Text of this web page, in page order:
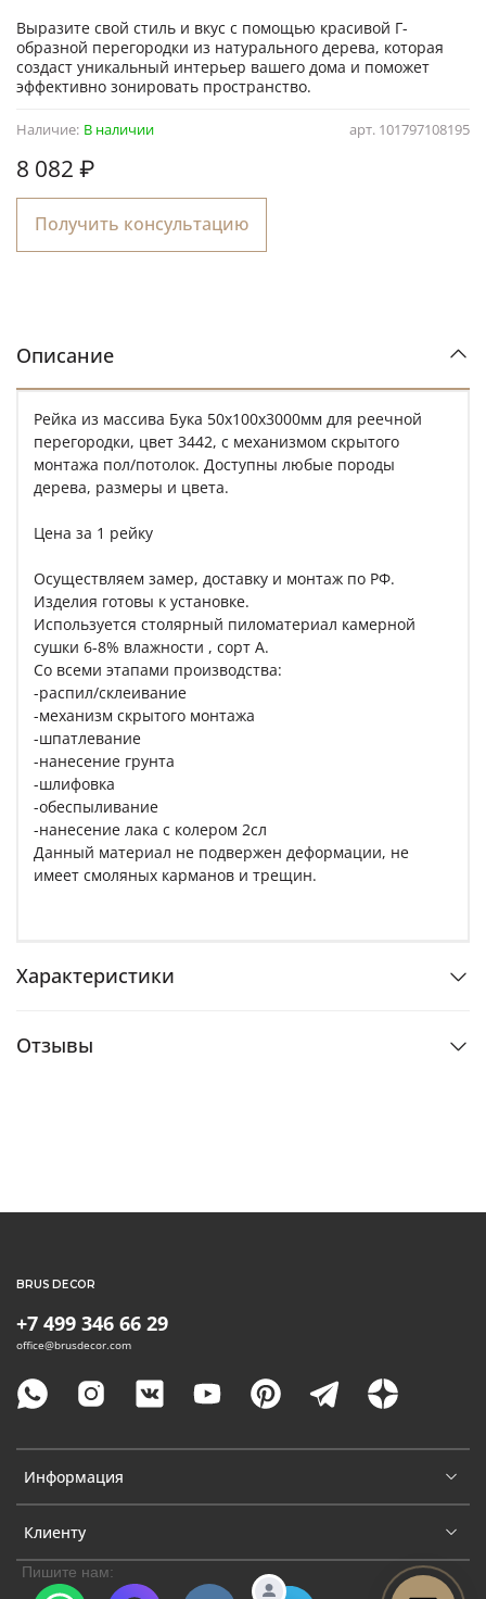
арт. 101797108195
Наличие: В наличии
8 082 ₽
Получить консультацию
Выразите свой стиль и вкус с помощью красивой Г-
образной перегородки из натурального дерева, которая
создаст уникальный интерьер вашего дома и поможет
эффективно зонировать пространство.
Описание
Рейка из массива Бука 50х100х3000мм для реечной
перегородки, цвет 3442, с механизмом скрытого
монтажа пол/потолок. Доступны любые породы
дерева, размеры и цвета.
Цена за 1 рейку
Осуществляем замер, доставку и монтаж по РФ.
Изделия готовы к установке.
Используется столярный пиломатериал камерной
сушки 6-8% влажности , сорт A.
Со всеми этапами производства:
-распил/склеивание
-механизм скрытого монтажа
-шпатлевание
-нанесение грунта
-шлифовка
-обеспыливание
-нанесение лака с колером 2сл
Данный материал не подвержен деформации, не
имеет смоляных карманов и трещин.
Характеристики
Отзывы
Информация
Клиенту
+7 499 346 66 29
office@brusdecor.com
BRUS DECOR
Пишите нам: